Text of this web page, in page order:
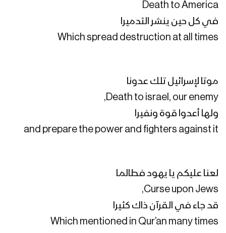
الشعار كشف زيف الأعداء – القول السديد
الشعار صوت الأمة – القول السديد 1444هـ
جيزان – رسائل المجاهدين المرابطين في
نجران – رسائل المجاهدين المرابطين في
محور البقع بمناسبة الذكرى السنوية
للصرخة – 1444هـ
Death to America
في كل حين ينشر التدميرا
Which spread destruction at all times
موتا لإسرائيل تلك عدونا
Death to israel, our enemy,
ولها أعدوا قوة ونفيرا
and prepare the power and fighters against it
لعنا عليكم يا يهود فطالما
Curse upon Jews,
قد جاء في القرآن ذاك كثيرا
Which mentioned in Qur’an many times